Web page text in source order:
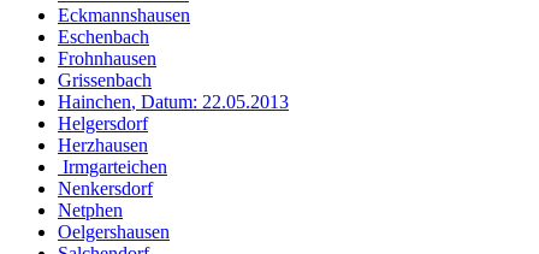
Eckmannshausen
Eschenbach
Frohnhausen
Grissenbach
Hainchen, Datum: 22.05.2013
Helgersdorf
Herzhausen
Irmgarteichen
Nenkersdorf
Netphen
Oelgershausen